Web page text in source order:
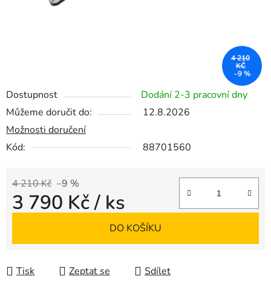
Dostupnost
Dodání 2-3 pracovní dny
Můžeme doručit do:
12.8.2026
Možnosti doručení
Kód:
88701560
4 210 Kč –9 %
3 790 Kč/ ks
DO KOŠÍKU
Tisk Zeptat se Sdílet
4 210
KČ
–9 %